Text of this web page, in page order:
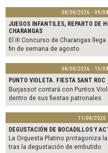
08/08/2026 - 09/
JUEGOS INFANTILES, REPARTO DE
CHARANGAS
El III Concurso de Charangas
fin de semana de agosto
08/08/2026 - 15/
PUNTO VIOLETA. FIESTA SANT ROC
Burjassot contará con Puntos
dentro de sus fiestas patronales
11/08/2026
DEGUSTACIÓN DE BOCADILLOS Y
La Orquesta Platino protagoniza
tras la degustación de embutido